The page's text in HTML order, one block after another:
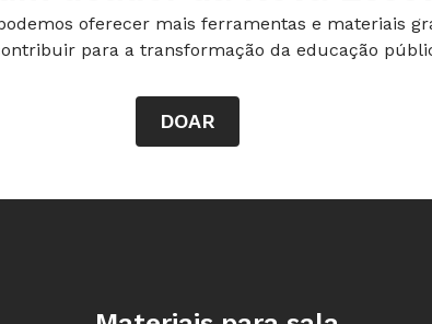
oferecer mais ferramentas e materiais
para a transformação da educação
DOAR